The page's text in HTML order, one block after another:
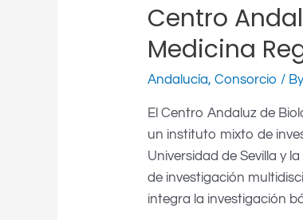
Centro
Medicina
Andalucía,Consorcio /
El Centro Andaluz de
un instituto mixto de
Universidad de Sevilla y
de investigación
integra la investigación